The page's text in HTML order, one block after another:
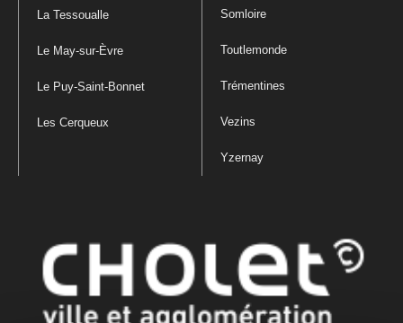
La Tessoualle
Le May-sur-Èvre
Le Puy-Saint-Bonnet
Les Cerqueux
Somloire
Toutlemonde
Trémentines
Vezins
Yzernay